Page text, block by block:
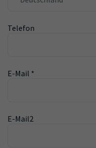
Telefon
E-Mail *
E-Mail2